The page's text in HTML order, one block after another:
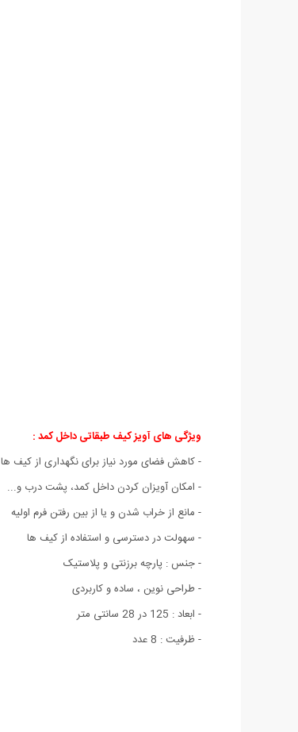
ویژگی های آویز کیف طبقاتی داخل کمد :
- کاهش فضای مورد نیاز برای نگهداری از کیف ها
- امکان آویزان کردن داخل کمد، پشت درب و...
- مانع از خراب شدن و یا از بین رفتن فرم اولیه
- سهولت در دسترسی و استفاده از کیف ها
- جنس : پارچه برزنتی و پلاستیک
- طراحی نوین ، ساده و کاربردی
- ابعاد : 125 در 28 سانتی متر
- ظرفیت : 8 عدد